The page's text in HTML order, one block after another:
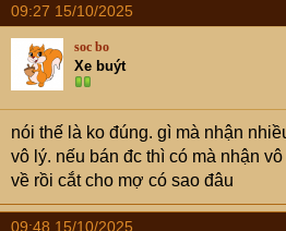
09:27 15/10/2025
soc bo
Xe buýt
nói thế là ko đúng. gì mà nhận
vô lý. nếu bán đc thì có mà nhận
về rồi cắt cho mợ có sao đâu
09:48 15/10/2025